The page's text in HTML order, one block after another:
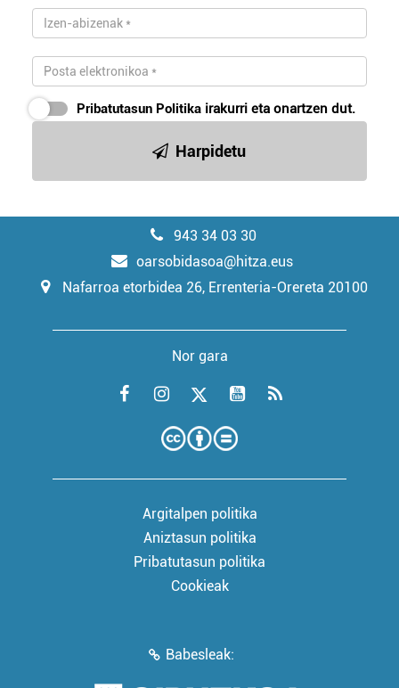
Pribatutasun Politika irakurri eta onartzen dut.
Harpidetu
943 34 03 30
oarsobidasoa@hitza.eus
Nafarroa etorbidea 26, Errenteria-Orereta 20100
Nor gara
Argitalpen politika
Aniztasun politika
Pribatutasun politika
Cookieak
Babesleak: